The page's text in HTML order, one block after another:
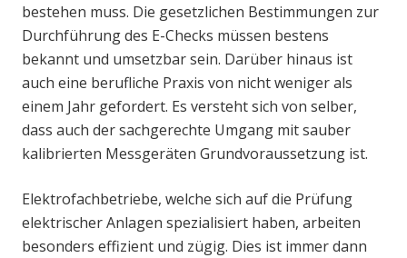
bestehen muss. Die gesetzlichen Bestimmungen zur
Durchführung des E-Checks müssen bestens
bekannt und umsetzbar sein. Darüber hinaus ist
auch eine berufliche Praxis von nicht weniger als
einem Jahr gefordert. Es versteht sich von selber,
dass auch der sachgerechte Umgang mit sauber
kalibrierten Messgeräten Grundvoraussetzung ist.
Elektrofachbetriebe, welche sich auf die Prüfung
elektrischer Anlagen spezialisiert haben, arbeiten
besonders effizient und zügig. Dies ist immer dann